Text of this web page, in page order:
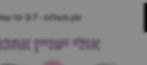
זמן משלוח - 3-7 ימי עסקים
אולי יעניין